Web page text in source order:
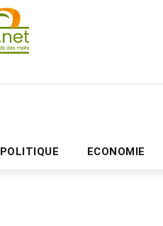
POLITIQUE ECONOMIE